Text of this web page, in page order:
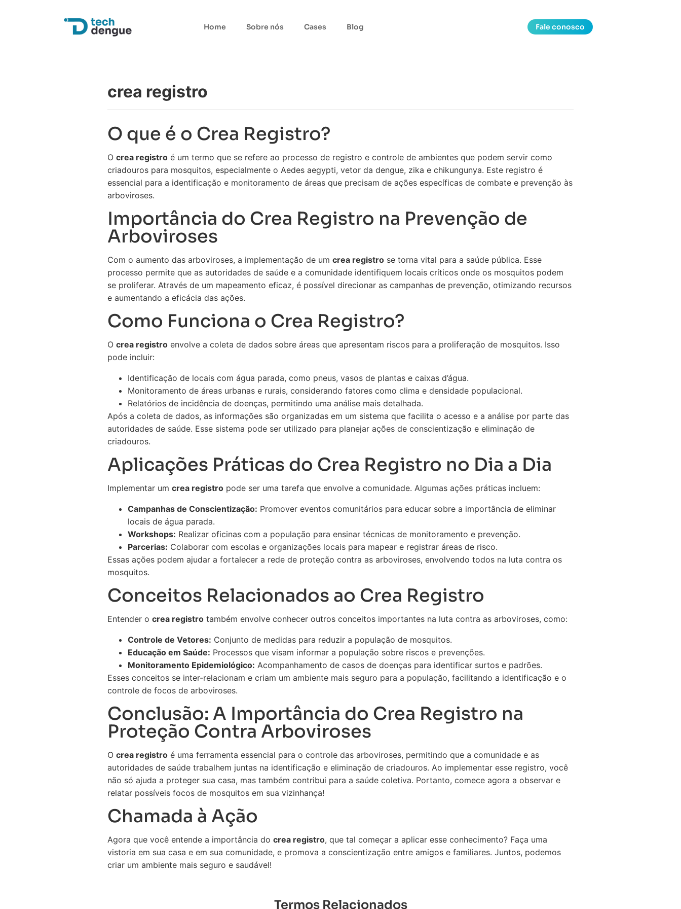
Home Sobre nós Cases Blog Fale conosco
crea registro
O que é o Crea Registro?
O crea registro é um termo que se refere ao processo de registro e controle de ambientes que podem servir como
criadouros para mosquitos, especialmente o Aedes aegypti, vetor da dengue, zika e chikungunya. Este registro é
essencial para a identificação e monitoramento de áreas que precisam de ações específicas de combate e prevenção às
arboviroses.
Importância do Crea Registro na Prevenção de
Arboviroses
Com o aumento das arboviroses, a implementação de um crea registro se torna vital para a saúde pública. Esse
processo permite que as autoridades de saúde e a comunidade identifiquem locais críticos onde os mosquitos podem
se proliferar. Através de um mapeamento eficaz, é possível direcionar as campanhas de prevenção, otimizando recursos
e aumentando a eficácia das ações.
Como Funciona o Crea Registro?
O crea registro envolve a coleta de dados sobre áreas que apresentam riscos para a proliferação de mosquitos. Isso
pode incluir:
Identificação de locais com água parada, como pneus, vasos de plantas e caixas d’água.
Monitoramento de áreas urbanas e rurais, considerando fatores como clima e densidade populacional.
Relatórios de incidência de doenças, permitindo uma análise mais detalhada.
Após a coleta de dados, as informações são organizadas em um sistema que facilita o acesso e a análise por parte das
autoridades de saúde. Esse sistema pode ser utilizado para planejar ações de conscientização e eliminação de
criadouros.
Aplicações Práticas do Crea Registro no Dia a Dia
Implementar um crea registro pode ser uma tarefa que envolve a comunidade. Algumas ações práticas incluem:
Campanhas de Conscientização: Promover eventos comunitários para educar sobre a importância de eliminar
locais de água parada.
Workshops: Realizar oficinas com a população para ensinar técnicas de monitoramento e prevenção.
Parcerias: Colaborar com escolas e organizações locais para mapear e registrar áreas de risco.
Essas ações podem ajudar a fortalecer a rede de proteção contra as arboviroses, envolvendo todos na luta contra os
mosquitos.
Conceitos Relacionados ao Crea Registro
Entender o crea registro também envolve conhecer outros conceitos importantes na luta contra as arboviroses, como:
Controle de Vetores: Conjunto de medidas para reduzir a população de mosquitos.
Educação em Saúde: Processos que visam informar a população sobre riscos e prevenções.
Monitoramento Epidemiológico: Acompanhamento de casos de doenças para identificar surtos e padrões.
Esses conceitos se inter-relacionam e criam um ambiente mais seguro para a população, facilitando a identificação e o
controle de focos de arboviroses.
Conclusão: A Importância do Crea Registro na
Proteção Contra Arboviroses
O crea registro é uma ferramenta essencial para o controle das arboviroses, permitindo que a comunidade e as
autoridades de saúde trabalhem juntas na identificação e eliminação de criadouros. Ao implementar esse registro, você
não só ajuda a proteger sua casa, mas também contribui para a saúde coletiva. Portanto, comece agora a observar e
relatar possíveis focos de mosquitos em sua vizinhança!
Chamada à Ação
Agora que você entende a importância do crea registro, que tal começar a aplicar esse conhecimento? Faça uma
vistoria em sua casa e em sua comunidade, e promova a conscientização entre amigos e familiares. Juntos, podemos
criar um ambiente mais seguro e saudável!
Termos Relacionados